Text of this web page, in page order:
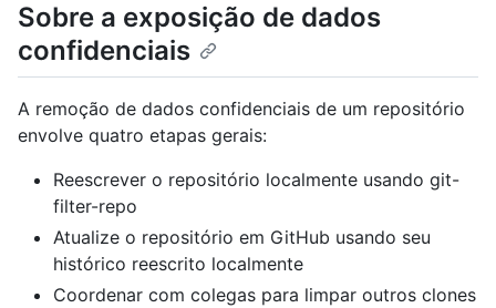
Sobre a exposição de dados
confidenciais
A remoção de dados confidenciais de um repositório
envolve quatro etapas gerais:
Reescrever o repositório localmente usando git-
filter-repo
Atualize o repositório em GitHub usando seu
histórico reescrito localmente
Coordenar com colegas para limpar outros clones